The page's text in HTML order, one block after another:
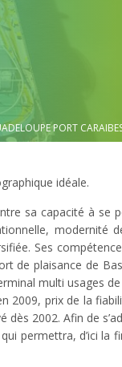
PORT
idéale.
sa capacité à se
modernité
Ses
de plaisance de
multi usages
prix de la
2002. Afin de
permettra, d’ici la